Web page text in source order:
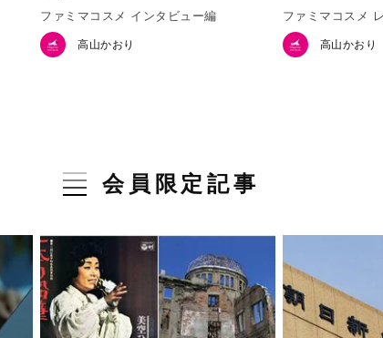
ファミマコスメ インタビュー編
高山かおり
ファミマコスメ
高山かおり
会員限定記事